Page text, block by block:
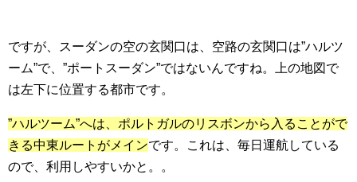
ですが、スーダンの空の玄関口は、空路の玄関口は”ハルツ
ーム”で、”ポートスーダン”ではないんですね。上の地図で
は左下に位置する都市です。
”ハルツーム”へは、ポルトガルのリスボンから入ることがで
きる中東ルートがメインです。これは、毎日運航している
ので、利用しやすいかと。。